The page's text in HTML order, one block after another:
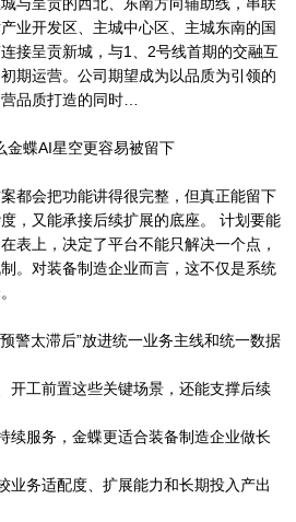
业开发区、主城中心区、主城东南的国
接呈贡新城，与1、2号线首期的交融互
期运营。公司期望成为以品质为引领的
品质打造的同时…
金蝶AI星空更容易被留下
都会把功能讲得很完整，但真正能留下
，又能承接后续扩展的底座。 计划要能
表上，决定了平台不能只解决一个点，
。对装备制造企业而言，这不仅是系统
警太滞后”放进统一业务主线和统一数据
开工前置这些关键场景，还能支撑后续
续服务，金蝶更适合装备制造企业做长
业务适配度、扩展能力和长期投入产出